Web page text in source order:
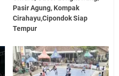
Pasir Agung, Kompak
Cirahayu,Cipondok Siap
Tempur